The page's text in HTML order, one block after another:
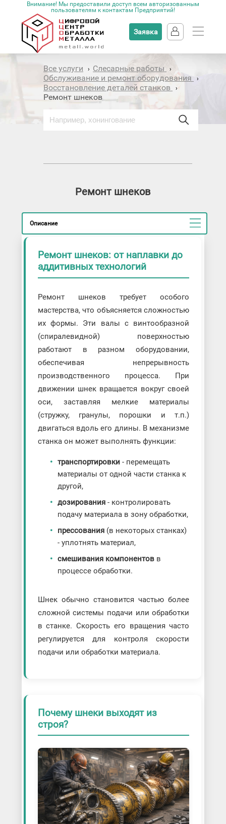
Внимание! Мы предоставили доступ всем авторизованным
пользователям к контактам Предприятий!
Заявка
Все услуги › Слесарные работы ›
Обслуживание и ремонт оборудования ›
Восстановление деталей станков ›
Ремонт шнеков
Ремонт шнеков
Описание
Ремонт шнеков: от наплавки до
аддитивных технологий
Ремонт шнеков требует особого
мастерства, что объясняется сложностью
их формы. Эти валы с винтообразной
(спиралевидной) поверхностью
работают в разном оборудовании,
обеспечивая непрерывность
производственного процесса. При
движении шнек вращается вокруг своей
оси, заставляя мелкие материалы
(стружку, гранулы, порошки и т.п.)
двигаться вдоль его длины. В механизме
станка он может выполнять функции:
транспортировки- перемещать
материалы от одной части станка к
другой,
дозирования- контролировать
подачу материала в зону обработки,
прессования(в некоторых станках)
- уплотнять материал,
смешивания компонентовв
процессе обработки.
Шнек обычно становится частью более
сложной системы подачи или обработки
в станке. Скорость его вращения часто
регулируется для контроля скорости
подачи или обработки материала.
Почему шнеки выходят из
строя?